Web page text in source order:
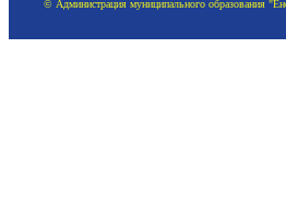
© Администрация муниципального образования